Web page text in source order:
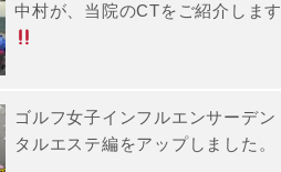
中村が、当院のCTをご紹介します
ゴルフ女子インフルエンサーデン
タルエステ編をアップしました。